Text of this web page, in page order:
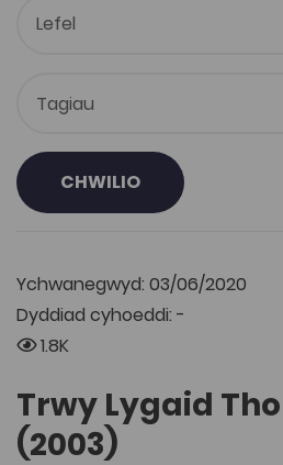
CHWILIO
Ychwanegwyd: 03/06/2020
Dyddiad cyhoeddi: -
1.8K
Trwy Lygaid
(2003)